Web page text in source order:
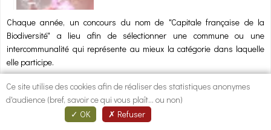
Chaque année, un concours du nom de "Capitale française de la
Biodiversité" a lieu afin de sélectionner une commune ou une
intercommunalité qui représente au mieux la catégorie dans laquelle
elle participe.
Cette année, le thème sélectionné est celui-ci : "Sobriété & biodiversité".
Chaque colectivité peut remplir un dossier de candidature que l'on
lien(link is external)
et a jusqu'au 8 mars pour le déposer.
Ce site utilise des cookies afin de réaliser des statistiques anonymes
d'audience (bref, savoir ce qui vous plaît... ou non)
OK
Refuser